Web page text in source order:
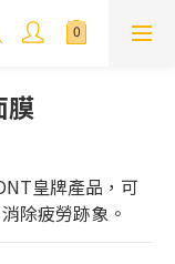
皇牌產品，可
除疲勞跡象。